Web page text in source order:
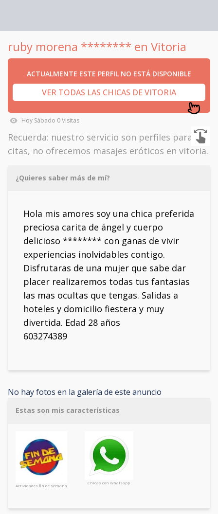
ruby morena ******** en Vitoria
ACTUALMENTE ESTE PERFIL NO ESTÁ DISPONIBLE
VER TODAS LAS CHICAS DE VITORIA
Hoy Sábado 0Visitas
Recuerda: nuestro servicio son perfiles para
citas, no ofrecemos masajes eróticos en vitoria.
¿Quieres saber más de mí?
Hola mis amores soy una chica preferida
preciosa carita de ángel y cuerpo
delicioso ******** con ganas de vivir
experiencias inolvidables contigo.
Disfrutaras de una mujer que sabe dar
placer realizaremos todas tus fantasias
las mas ocultas que tengas. Salidas a
hoteles y domicilio fiestera y muy
divertida. Edad 28 años
603274389
No hay fotos en la galería de este anuncio
Estas son mis características
Actividades fin de semana
Chicas con Whatsapp